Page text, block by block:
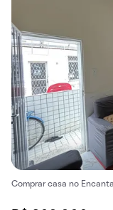
Comprar casa no